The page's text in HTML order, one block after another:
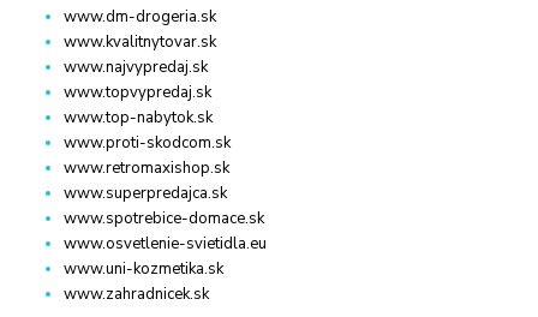
www.dm-drogeria.sk
www.kvalitnytovar.sk
www.najvypredaj.sk
www.topvypredaj.sk
www.top-nabytok.sk
www.proti-skodcom.sk
www.retromaxishop.sk
www.superpredajca.sk
www.spotrebice-domace.sk
www.osvetlenie-svietidla.eu
www.uni-kozmetika.sk
www.zahradnicek.sk